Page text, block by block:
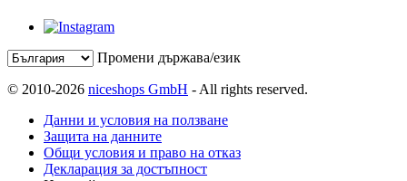
Промени държава/език
© 2010-2026 niceshops GmbH - All rights reserved.
Данни и условия на ползване
Защита на данните
Общи условия и право на отказ
Декларация за достъпност